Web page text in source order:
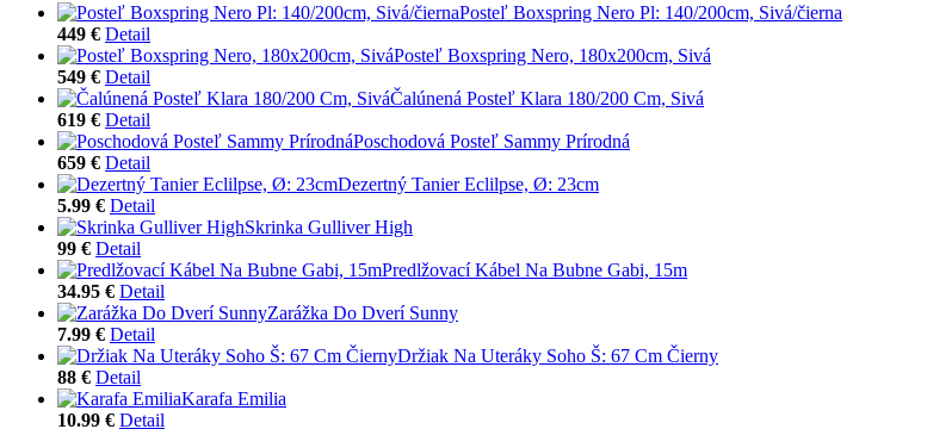
Posteľ Boxspring Nero Pl: 140/200cm, Sivá/čierna
449 € Detail
Posteľ Boxspring Nero, 180x200cm, Sivá
549 € Detail
Čalúnená Posteľ Klara 180/200 Cm, Sivá
619 € Detail
Poschodová Posteľ Sammy Prírodná
659 € Detail
Dezertný Tanier Eclilpse, Ø: 23cm
5.99 € Detail
Skrinka Gulliver High
99 € Detail
Predlžovací Kábel Na Bubne Gabi, 15m
34.95 € Detail
Zarážka Do Dverí Sunny
7.99 € Detail
Držiak Na Uteráky Soho Š: 67 Cm Čierny
88 € Detail
Karafa Emilia
10.99 € Detail